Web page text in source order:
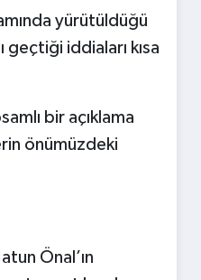
yürütüldüğü
geçtiği iddiaları kısa
bir açıklama
önümüzdeki
Önal’ın